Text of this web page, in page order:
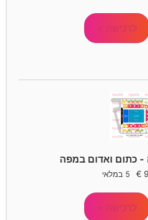
לרכישה >
כתום ואדום במפה
€ 5 במלאי
לרכישה >